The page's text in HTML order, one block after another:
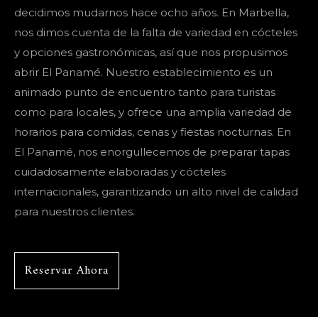
decidimos mudarnos hace ocho años. En Marbella,
nos dimos cuenta de la falta de variedad en cócteles
y opciones gastronómicas, así que nos propusimos
abrir El Panamé. Nuestro establecimiento es un
animado punto de encuentro tanto para turistas
como para locales, y ofrece una amplia variedad de
horarios para comidas, cenas y fiestas nocturnas. En
El Panamé, nos enorgullecemos de preparar tapas
cuidadosamente elaboradas y cócteles
internacionales, garantizando un alto nivel de calidad
para nuestros clientes.
Reservar Ahora